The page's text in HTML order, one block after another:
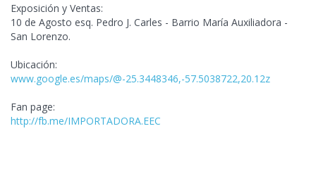
Exposición y Ventas:
10 de Agosto esq. Pedro J. Carles - Barrio María Auxiliadora -
San Lorenzo.
Ubicación:
www.google.es/maps/@-25.3448346,-57.5038722,20.12z
Fan page:
http://fb.me/IMPORTADORA.EEC